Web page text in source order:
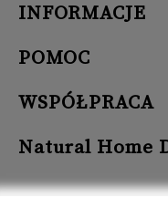
INFORMACJE
POMOC
WSPÓŁPRACA
Natural Home